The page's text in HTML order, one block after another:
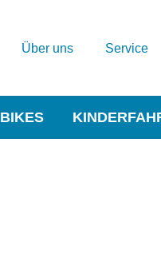
Über uns Service
BIKES